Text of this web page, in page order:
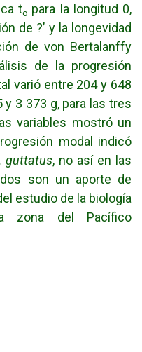
to para la longitud 0,
de ?’ y la longevidad
de von Bertalanffy
de la progresión
varió entre 204 y 648
3 373 g, para las tres
variables mostró un
modal indicó
guttatus, no así en las
son un aporte de
estudio de la biología
zona del Pacífico